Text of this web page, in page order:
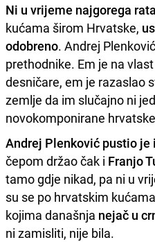
Ni u vrijeme najgorega rata
kućama širom Hrvatske,
odobreno. Andrej
prethodnike. Em je na
desničare, em je razaslao
zemlje da im slučajno ni
novokomponirane
Andrej Plenković pustio je
čepom držao čak i Franjo
tamo gdje nikad, pa ni u
su se po hrvatskim
kojima današnja nejač u
ni zamisliti, nije bila.